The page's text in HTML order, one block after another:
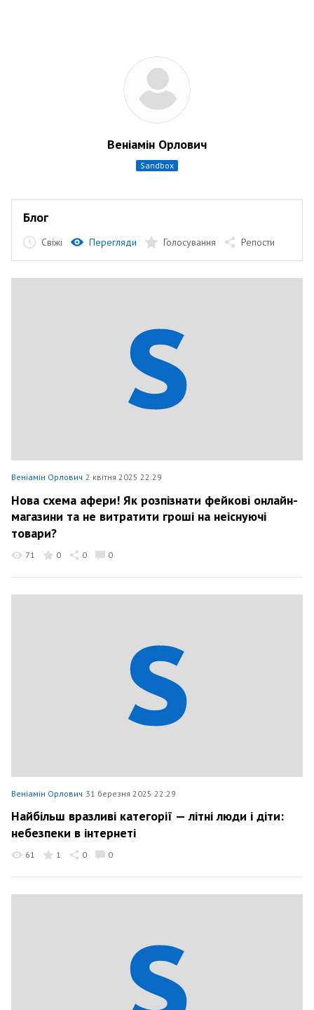
Веніамін Орлович
sandbox
Блог
Свіжі Перегляди Голосування Репости
Веніамін Орлович 2 квітня 2025 22:29
Нова схема афери! Як розпізнати фейкові онлайн-
магазини та не витратити гроші на неіснуючі
товари?
71 0 0 0
Веніамін Орлович 31 березня 2025 22:29
Найбільш вразливі категорії — літні люди і діти:
небезпеки в інтернеті
61 1 0 0